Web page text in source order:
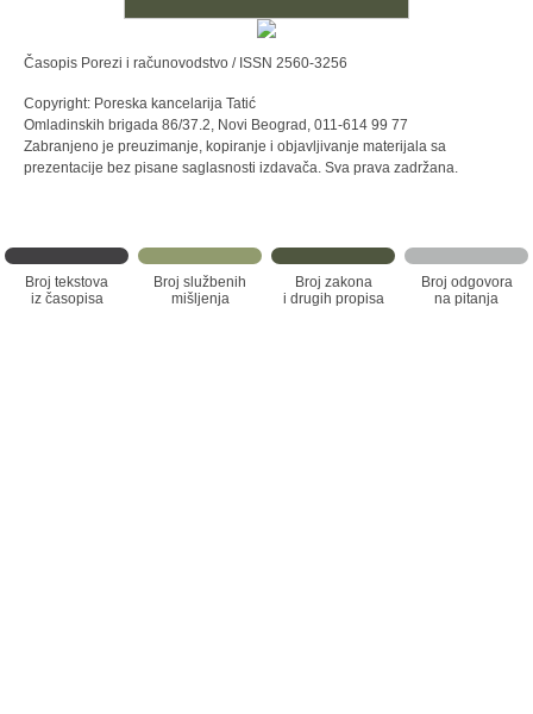
Časopis Porezi i računovodstvo / ISSN 2560-3256
Copyright: Poreska kancelarija Tatić
Omladinskih brigada 86/37.2, Novi Beograd, 011-614 99 77
Zabranjeno je preuzimanje, kopiranje i objavljivanje materijala sa
prezentacije bez pisane saglasnosti izdavača. Sva prava zadržana.
Broj tekstova
iz časopisa
Broj službenih
mišljenja
Broj zakona
i drugih propisa
Broj odgovora
na pitanja